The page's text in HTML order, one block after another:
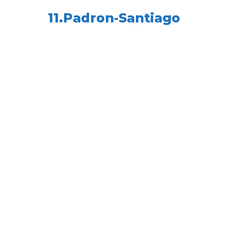
11.Padron-Santiago